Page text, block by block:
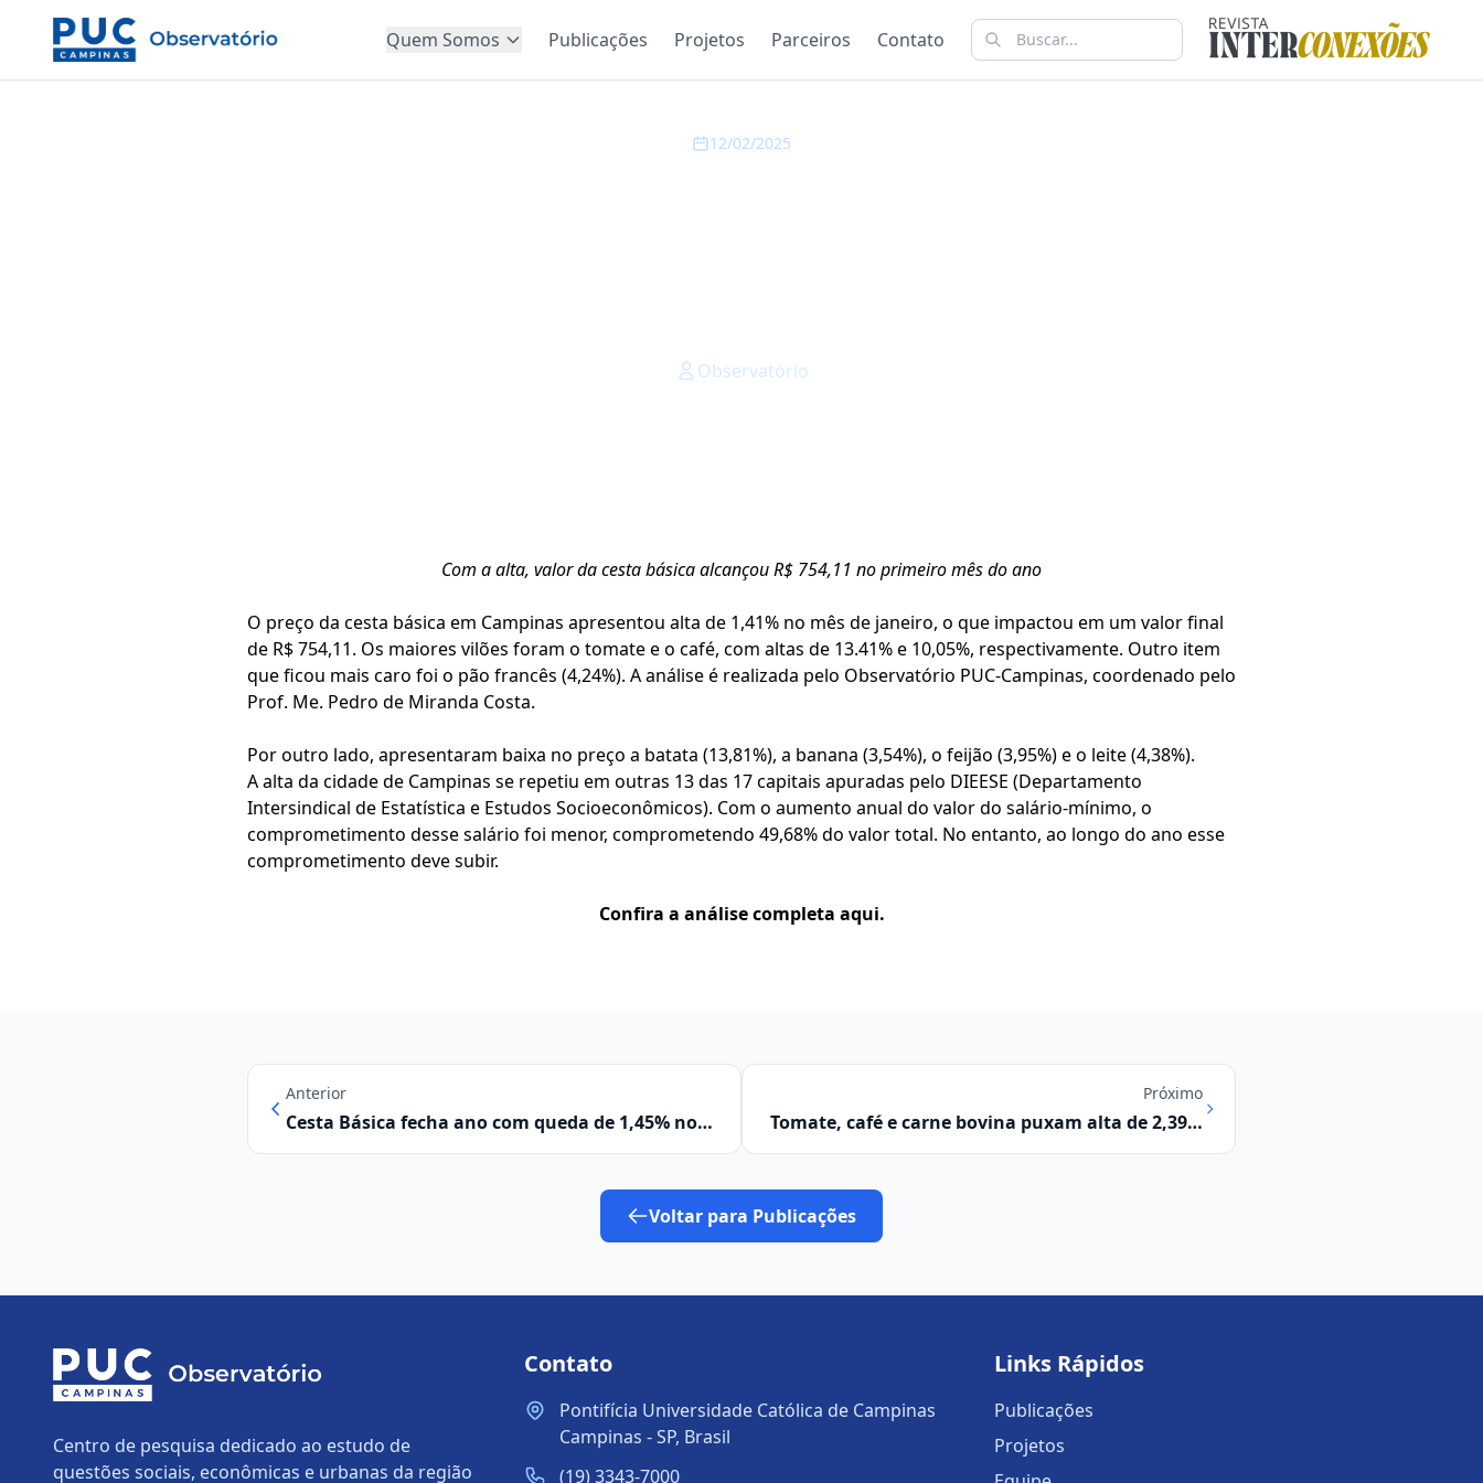
Quem Somos Publicações Projetos Parceiros Contato
12/02/2025
Observatório
Com a alta, valor da cesta básica alcançou R$ 754,11 no primeiro mês do ano
O preço da cesta básica em Campinas apresentou alta de 1,41% no mês de janeiro, o que impactou em um valor final
de R$ 754,11. Os maiores vilões foram o tomate e o café, com altas de 13.41% e 10,05%, respectivamente. Outro item
que ficou mais caro foi o pão francês (4,24%). A análise é realizada pelo Observatório PUC-Campinas, coordenado pelo
Prof. Me. Pedro de Miranda Costa.
Por outro lado, apresentaram baixa no preço a batata (13,81%), a banana (3,54%), o feijão (3,95%) e o leite (4,38%).
A alta da cidade de Campinas se repetiu em outras 13 das 17 capitais apuradas pelo DIEESE (Departamento
Intersindical de Estatística e Estudos Socioeconômicos). Com o aumento anual do valor do salário-mínimo, o
comprometimento desse salário foi menor, comprometendo 49,68% do valor total. No entanto, ao longo do ano esse
comprometimento deve subir.
Confira a análise completa aqui.
Anterior
Cesta Básica fecha ano com queda de 1,45% no
valor em Campinas
Próximo
Tomate, café e carne bovina puxam alta de 2,39%
da cesta básica em fevereiro em Campinas
Voltar para Publicações
Centro de pesquisa dedicado ao estudo de
questões sociais, econômicas e urbanas da região
Contato
Pontifícia Universidade Católica de Campinas
Campinas - SP, Brasil
(19) 3343-7000
Links Rápidos
Publicações
Projetos